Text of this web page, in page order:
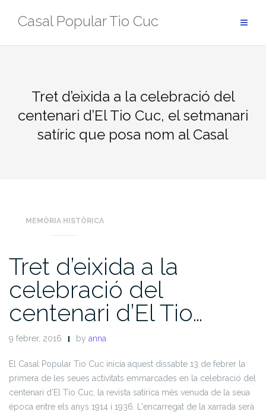
Casal Popular Tio Cuc
Tret d’eixida a la celebració del
centenari d’El Tio Cuc, el setmanari
satíric que posa nom al Casal
MEMÒRIA HISTÒRICA
Tret d’eixida a la
celebració del
centenari d’El Tio…
9 febrer, 2016 by anna
El Casal Popular Tio Cuc inicia aquest dissabte 13 de febrer la
primera de les seues activitats emmarcades en la celebració del
centenari d'El Tio Cuc, la revista satírica més venuda de la seua
època entre els anys 1914 i 1936. L'encarregat de la xarrada serà